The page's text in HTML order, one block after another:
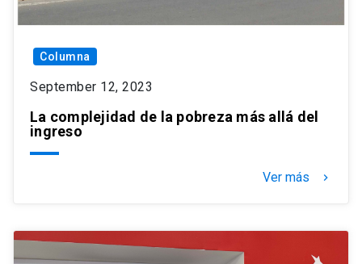
Columna
September 12, 2023
La complejidad de la pobreza más allá del
ingreso
Ver más keyboard_arrow_right